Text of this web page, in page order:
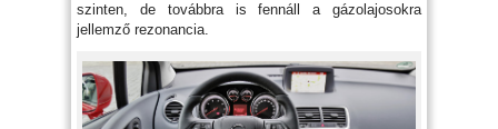
szinten, de továbbra is fennáll a gázolajosokra
jellemző rezonancia.